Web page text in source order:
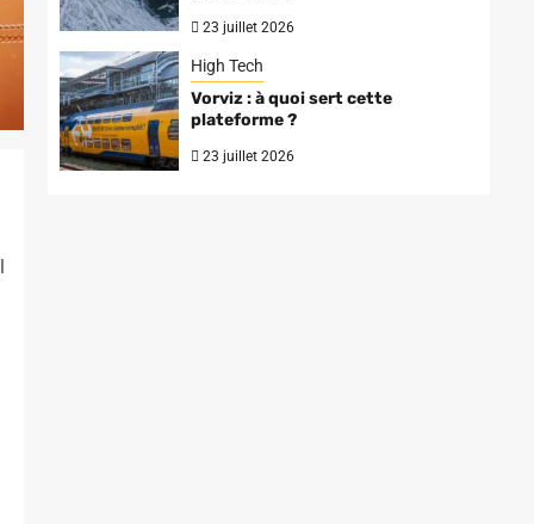
23 juillet 2026
High Tech
Vorviz : à quoi sert cette
plateforme ?
23 juillet 2026